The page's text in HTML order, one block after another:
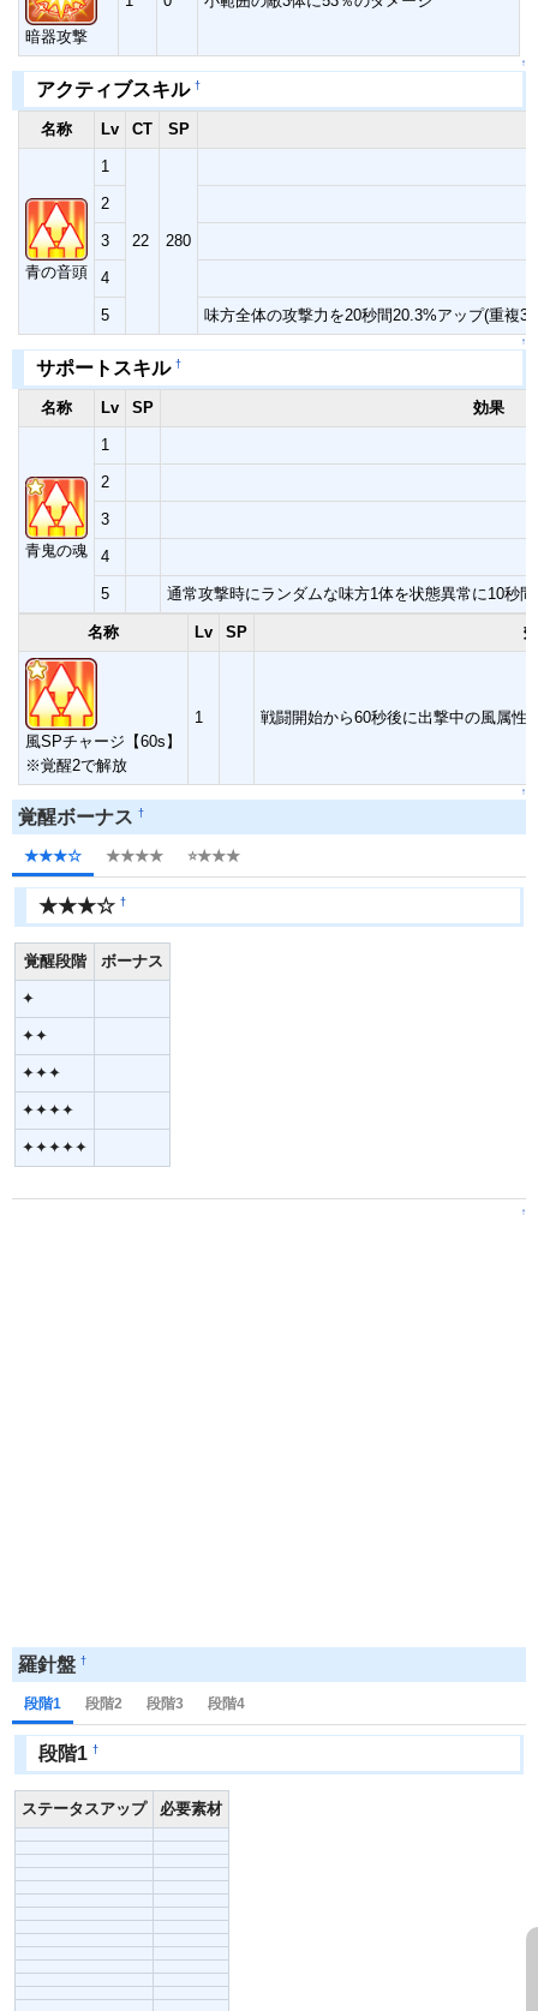
暗器攻撃
↑
アクティブスキル †
名称 Lv CT SP
青の音頭
1
22 280
2
3
4
5 味方全体の攻撃力を20秒間20.3%アップ(重複
↑
サポートスキル †
名称 Lv SP 効果
青鬼の魂
1
2
3
4
5 通常攻撃時にランダムな味方1体を状態異常に10秒
名称 Lv SP
風SPチャージ【60s】
※覚醒2で解放
1 戦闘開始から60秒後に出撃中の風属性
↑
覚醒ボーナス †
★★★☆ ★★★★ ⭐️★★★
★★★☆ †
覚醒段階 ボーナス
✦
✦✦
✦✦✦
✦✦✦✦
✦✦✦✦✦
↑
羅針盤 †
段階1 段階2 段階3 段階4
段階1 †
ステータスアップ 必要素材